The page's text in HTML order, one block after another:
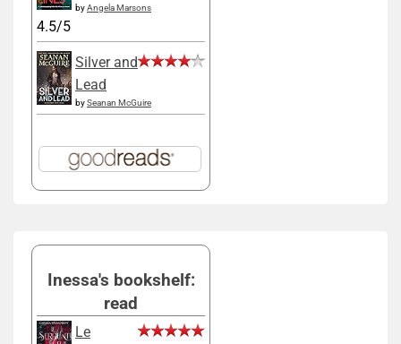
byAngela Marsons
4.5/5
Silver and
Lead
bySeanan McGuire
Inessa's bookshelf:
read
Le